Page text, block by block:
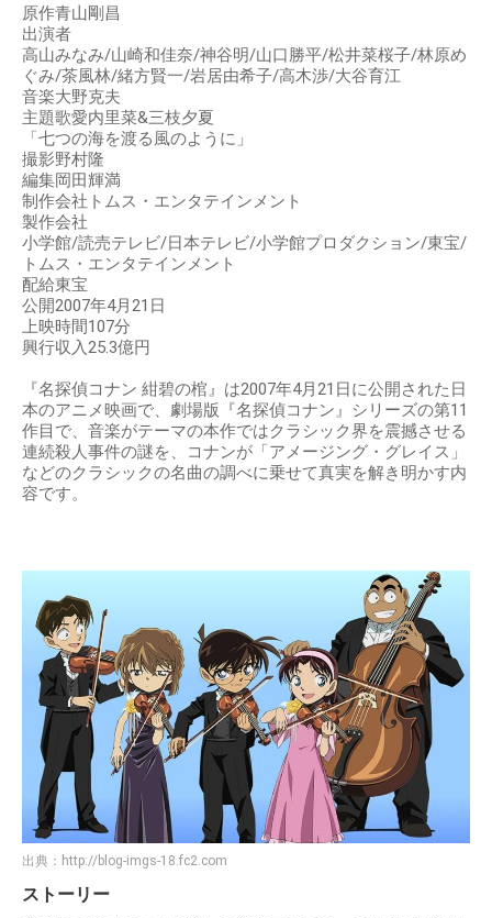
原作青山剛昌
出演者
高山みなみ/山崎和佳奈/神谷明/山口勝平/松井菜桜子/林原め
ぐみ/茶風林/緒方賢一/岩居由希子/高木渉/大谷育江
音楽大野克夫
主題歌愛内里菜&三枝夕夏
「七つの海を渡る風のように」
撮影野村隆
編集岡田輝満
制作会社トムス・エンタテインメント
製作会社
小学館/読売テレビ/日本テレビ/小学館プロダクション/東宝/
トムス・エンタテインメント
配給東宝
公開2007年4月21日
上映時間107分
興行収入25.3億円
『名探偵コナン 紺碧の棺』は2007年4月21日に公開された日
本のアニメ映画で、劇場版『名探偵コナン』シリーズの第11
作目で、音楽がテーマの本作ではクラシック界を震撼させる
連続殺人事件の謎を、コナンが「アメージング・グレイス」
などのクラシックの名曲の調べに乗せて真実を解き明かす内
容です。
出典： http://blog-imgs-18.fc2.com
ストーリー